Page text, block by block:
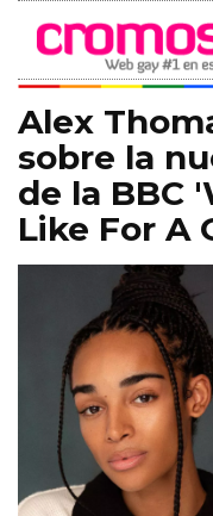
Alex
sobre la
de la BBC
Like For A